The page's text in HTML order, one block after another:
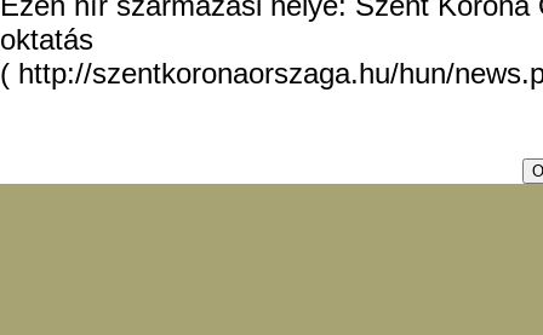
oktatás
( http://szentkoronaorszaga.hu/hun/